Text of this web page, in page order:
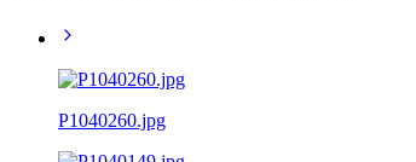
P1040260.jpg